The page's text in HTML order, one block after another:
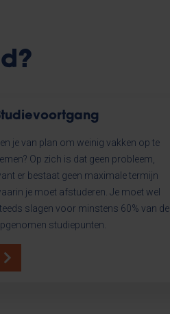
je van plan om weinig vakken op te
Op zich is dat geen probleem,
er bestaat geen maximale termijn
je moet afstuderen. Je moet wel
slagen voor minstens 60% van de
studiepunten.